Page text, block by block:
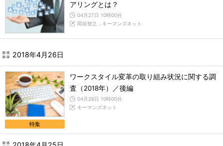
アリングとは？
04月27日 10時00分
岡垣智之，キーマンズネット
2018年4月26日
特集
ワークスタイル変革の取り組み状況に関する調
査（2018年）／後編
04月26日 10時00分
キーマンズネット